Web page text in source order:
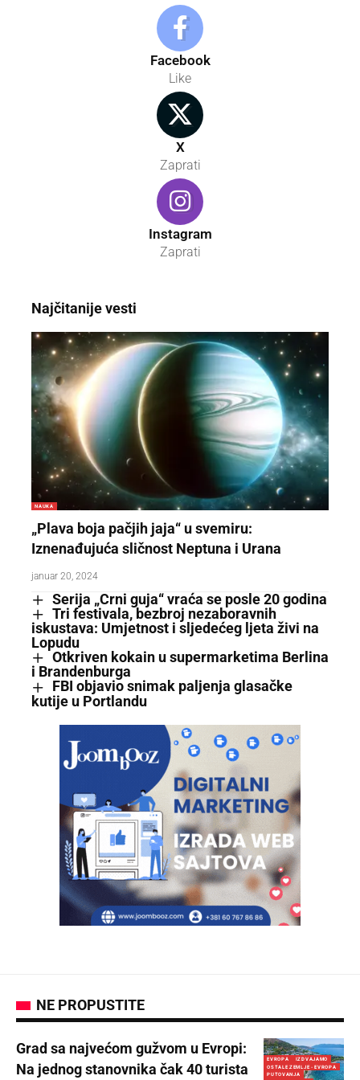
Facebook
Like
X
Zaprati
Instagram
Zaprati
Najčitanije vesti
NAUKA
„Plava boja pačjih jaja“ u svemiru:
Iznenađujuća sličnost Neptuna i Urana
januar 20, 2024
Serija „Crni guja“ vraća se posle 20 godina
Tri festivala, bezbroj nezaboravnih
iskustava: Umjetnost i sljedećeg ljeta živi na
Lopudu
Otkriven kokain u supermarketima Berlina
i Brandenburga
FBI objavio snimak paljenja glasačke
kutije u Portlandu
NE PROPUSTITE
EVROPA
IZDVAJAMO
OSTALE ZEMLJE - EVROPA
PUTOVANJA
Grad sa najvećom gužvom u Evropi:
Na jednog stanovnika čak 40 turista